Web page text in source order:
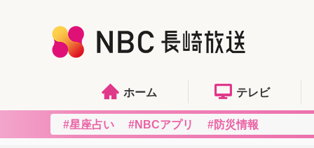
ホーム テレビ
#星座占い #NBCアプリ #防災情報